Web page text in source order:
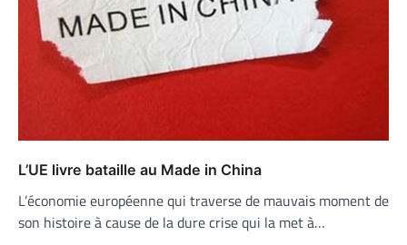
L’UE livre bataille au Made in China
L’économie européenne qui traverse de mauvais moment de
son histoire à cause de la dure crise qui la met à…